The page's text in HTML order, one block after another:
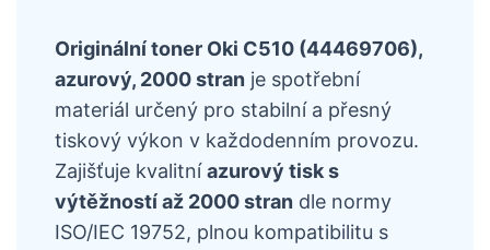
Originální toner Oki C510 (44469706),
azurový, 2000 stran je spotřební
materiál určený pro stabilní a přesný
tiskový výkon v každodenním provozu.
Zajišťuje kvalitníazurový tisk s
výtěžností až 2000 stran dle normy
ISO/IEC 19752, plnou kompatibilitu s